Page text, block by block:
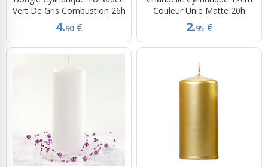
Vert De Gris Combustion 26h
4.90 €
Couleur Unie Matte 20h
2.95 €